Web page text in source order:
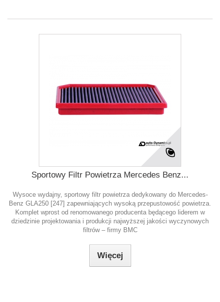
Sportowy Filtr Powietrza Mercedes Benz...
Wysoce wydajny, sportowy filtr powietrza dedykowany do Mercedes-
Benz GLA250 [247] zapewniających wysoką przepustowość powietrza.
Komplet wprost od renomowanego producenta będącego liderem w
dziedzinie projektowania i produkcji najwyższej jakości wyczynowych
filtrów – firmy BMC
Więcej